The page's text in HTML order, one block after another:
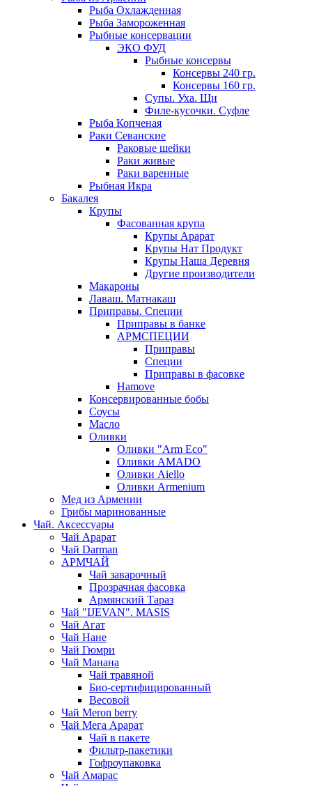
Рыба Охлажденная
Рыба Замороженная
Рыбные консервации
ЭКО ФУД
Рыбные консервы
Консервы 240 гр.
Консервы 160 гр.
Супы. Уха. Щи
Филе-кусочки. Суфле
Рыба Копченая
Раки Севанские
Раковые шейки
Раки живые
Раки варенные
Рыбная Икра
Бакалея
Крупы
Фасованная крупа
Крупы Арарат
Крупы Нат Продукт
Крупы Наша Деревня
Другие производители
Макароны
Лаваш. Матнакаш
Приправы. Специи
Приправы в банке
АРМСПЕЦИИ
Приправы
Специи
Приправы в фасовке
Hamove
Консервированные бобы
Соусы
Масло
Оливки
Оливки "Arm Eco"
Оливки AMADO
Оливки Aiello
Оливки Armenium
Мед из Армении
Грибы маринованные
Чай. Аксессуары
Чай Арарат
Чай Darman
АРМЧАЙ
Чай заварочный
Прозрачная фасовка
Армянский Тараз
Чай "IJEVAN". MASIS
Чай Агат
Чай Нане
Чай Гюмри
Чай Манана
Чай травяной
Био-сертифицированный
Весовой
Чай Meron berry
Чай Мега Арарат
Чай в пакете
Фильтр-пакетики
Гофроупаковка
Чай Амарас